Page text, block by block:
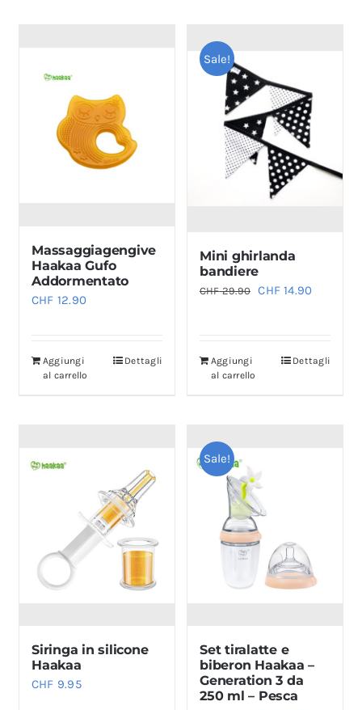
Massaggiagengive
Haakaa Gufo
Addormentato
CHF 12.90
Aggiungi
al carrello
Dettagli
Sale!
Mini ghirlanda
bandiere
CHF29.90 Il
CHF14.90
è:
Aggiungi
al carrello
Dettagli
Siringa in silicone
Haakaa
CHF 9.95
Sale!
Set tiralatte e
biberon Haakaa –
Generation 3 da
250 ml – Pesca